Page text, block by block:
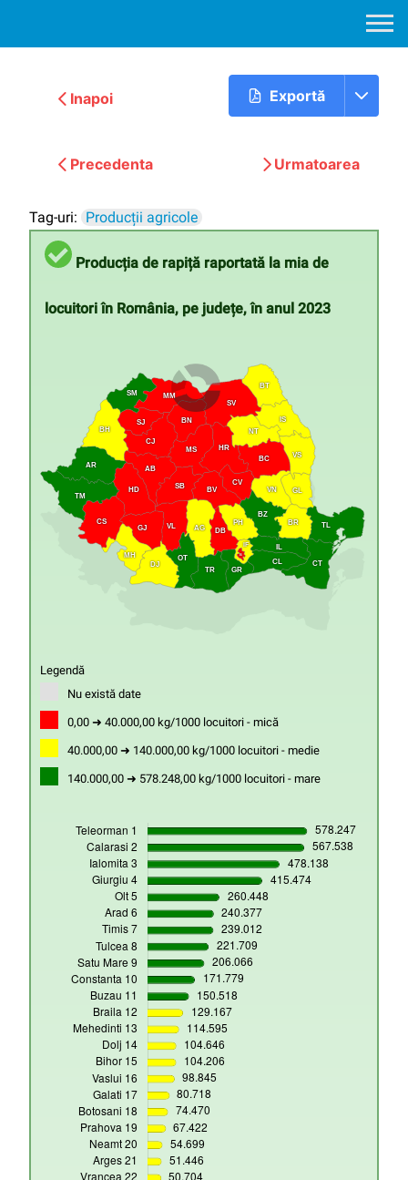
Inapoi Exportă
Precedenta Urmatoarea
Tag-uri: Producții agricole
Producția de rapiță raportată la mia de
locuitori în România, pe județe, în anul 2023
AR
BH
CS PH
IF
TM
BT
GL
BZ
BR TL
CT
GR
DB
IS
NT
SJ
SM
AG
SB
VL
BV
CV
HR
MM
MS
CJ
HD
AB
BN
VN
VS
DJ
GJ
MH
BC
OT
TR
B
CL
SV
IL
Legendă
Nu există date
0,00 ➜ 40.000,00 kg/1000 locuitori - mică
40.000,00 ➜ 140.000,00 kg/1000 locuitori - medie
140.000,00 ➜ 578.248,00 kg/1000 locuitori - mare